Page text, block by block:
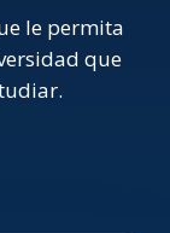
le permita
que